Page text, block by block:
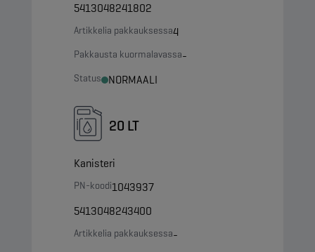
5413048241802
Artikkelia pakkauksessa4
Pakkausta kuormalavassa-
Status NORMAALI
20 LT
Kanisteri
PN-koodi1043937
5413048243400
Artikkelia pakkauksessa-